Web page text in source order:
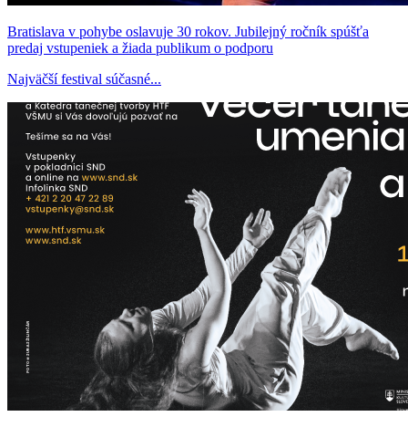
Bratislava v pohybe oslavuje 30 rokov. Jubilejný ročník spúšťa
predaj vstupeniek a žiada publikum o podporu
Najväčší festival súčasné...